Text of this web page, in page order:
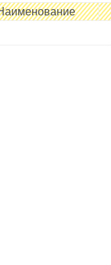
более, чем на
свойств. Этого